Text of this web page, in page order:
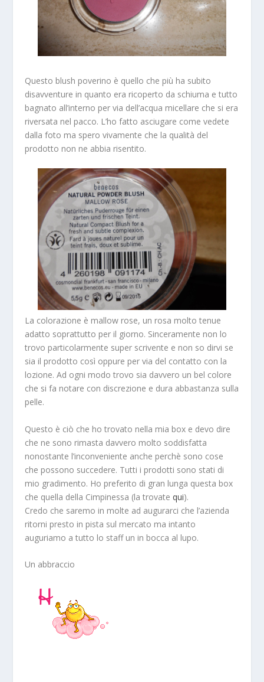
Questo blush poverino è quello che più ha subito
disavventure in quanto era ricoperto da schiuma e tutto
bagnato all’interno per via dell’acqua micellare che si era
riversata nel pacco. L’ho fatto asciugare come vedete
dalla foto ma spero vivamente che la qualità del
prodotto non ne abbia risentito.
La colorazione è mallow rose, un rosa molto tenue
adatto soprattutto per il giorno. Sinceramente non lo
trovo particolarmente super scrivente e non so dirvi se
sia il prodotto così oppure per via del contatto con la
lozione. Ad ogni modo trovo sia davvero un bel colore
che si fa notare con discrezione e dura abbastanza sulla
pelle.
Questo è ciò che ho trovato nella mia box e devo dire
che ne sono rimasta davvero molto soddisfatta
nonostante l’inconveniente anche perchè sono cose
che possono succedere. Tutti i prodotti sono stati di
mio gradimento. Ho preferito di gran lunga questa box
che quella della Cimpinessa (la trovatequi).
Credo che saremo in molte ad augurarci che l’azienda
ritorni presto in pista sul mercato ma intanto
auguriamo a tutto lo staff un in bocca al lupo.
Un abbraccio